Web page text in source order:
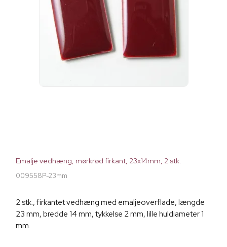
Emalje vedhæng, mørkrød firkant, 23x14mm, 2 stk.
009558P-23mm
2 stk., firkantet vedhæng med emaljeoverflade, længde
23 mm, bredde 14 mm, tykkelse 2 mm, lille huldiameter 1
mm.